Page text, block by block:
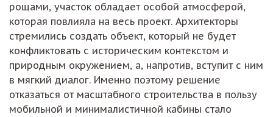
рощами, участок обладает особой атмосферой,
которая повлияла на весь проект. Архитекторы
стремились создать объект, который не будет
конфликтовать с историческим контекстом и
природным окружением, а, напротив, вступит с ним
в мягкий диалог. Именно поэтому решение
отказаться от масштабного строительства в пользу
мобильной и минималистичной кабины стало